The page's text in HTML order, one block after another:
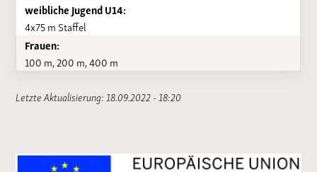
weibliche Jugend U14:
4x75 m Staffel
Frauen:
100 m, 200 m, 400 m
Letzte Aktualisierung: 18.09.2022 - 18:20